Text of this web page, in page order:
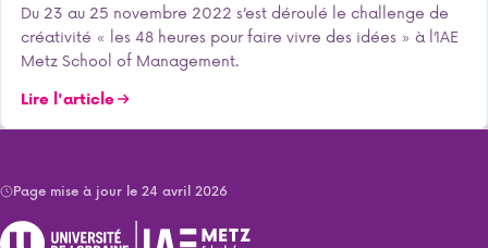
Du 23 au 25 novembre 2022 s’est déroulé le challenge de
créativité « les 48 heures pour faire vivre des idées » à l’IAE
Metz School of Management.
Lire l'article
Page mise à jour le 24 avril 2026